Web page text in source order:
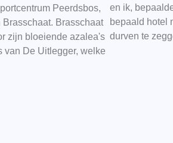
Peerdsbos,
Brasschaat. Brasschaat
zijn bloeiende azalea's
van De Uitlegger, welke
en ik,
bepaald hotel
durven te